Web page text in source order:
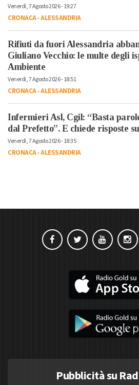
Venerdì, 7 Agosto 2026 - 19:27
CRONACA-ALESSANDRIA
Rifiuti da fuori Alessandria
Giuliano Vecchio: le multe degli
Ambiente
Venerdì, 7 Agosto 2026 - 18:51
CRONACA-ALESSANDRIA
Infermieri Asl, Cgil: “Basta
dal Prefetto”. E chiede risposte
Venerdì, 7 Agosto 2026 - 18:35
CRONACA-ALESSANDRIA
Pubblicità su